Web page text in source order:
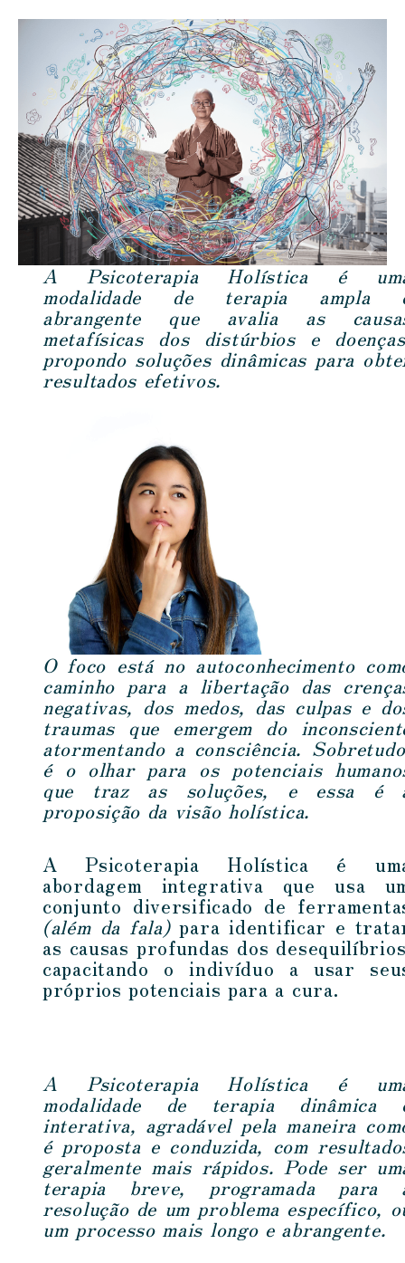
A Psicoterapia Holística é
modalidade de terapia ampla
abrangente que avalia as
metafísicas dos distúrbios e
propondo soluções dinâmicas para
resultados efetivos.
O foco está no autoconhecimento
caminho para a libertação das
negativas, dos medos, das culpas e
traumas que emergem do
atormentando a consciência.
é o olhar para os potenciais
que traz as soluções, e essa é
proposição da visão holística.
A Psicoterapia Holística é
abordagem integrativa que usa
conjunto diversificado de
(além da fala)para identificar e
as causas profundas dos
capacitando o indivíduo a usar
próprios potenciais para a cura.
A Psicoterapia Holística é
modalidade de terapia dinâmica
interativa, agradável pela maneira
é proposta e conduzida, com
geralmente mais rápidos. Pode ser
terapia breve, programada para
resolução de um problema específico,
um processo mais longo e abrangente.